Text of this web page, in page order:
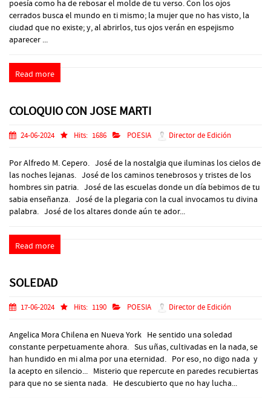
poesía como ha de rebosar el molde de tu verso. Con los ojos
cerrados busca el mundo en ti mismo; la mujer que no has visto, la
ciudad que no existe; y, al abrirlos, tus ojos verán en espejismo
aparecer ...
Read more
COLOQUIO CON JOSE MARTI
24-06-2024 Hits: 1686 POESIA Director de Edición
Por Alfredo M. Cepero. José de la nostalgia que iluminas los cielos de
las noches lejanas. José de los caminos tenebrosos y tristes de los
hombres sin patria. José de las escuelas donde un día bebimos de tu
sabia enseñanza. José de la plegaria con la cual invocamos tu divina
palabra. José de los altares donde aún te ador...
Read more
SOLEDAD
17-06-2024 Hits: 1190 POESIA Director de Edición
Angelica Mora Chilena en Nueva York He sentido una soledad
constante perpetuamente ahora. Sus uñas, cultivadas en la nada, se
han hundido en mi alma por una eternidad. Por eso, no digo nada y
la acepto en silencio... Misterio que repercute en paredes recubiertas
para que no se sienta nada. He descubierto que no hay lucha...